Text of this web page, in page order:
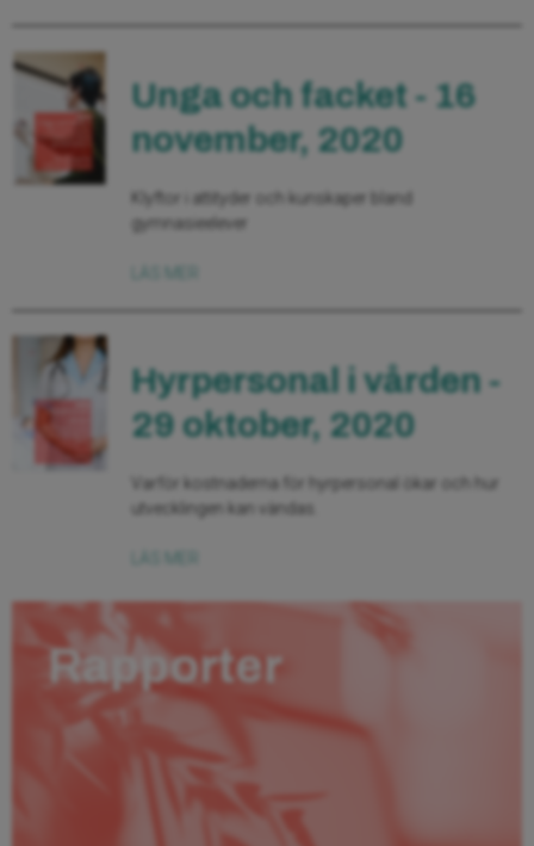
Unga och facket - 16
november, 2020
Klyftor i attityder och kunskaper bland
gymnasieelever
Hyrpersonal i vården -
29 oktober, 2020
Varför kostnaderna för hyrpersonal ökar och hur
utvecklingen kan vändas.
Rapporter